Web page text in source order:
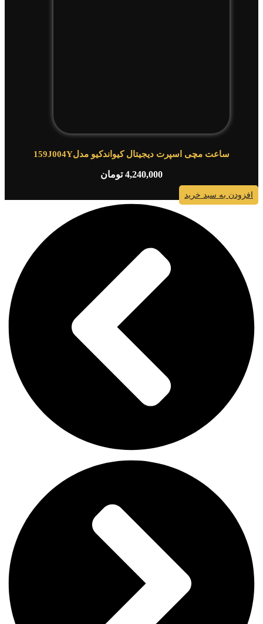
ساعت مچی اسپرت دیجیتال کیواندکیو مدل159J004Y
4,240,000 تومان
افزودن به سبد خرید